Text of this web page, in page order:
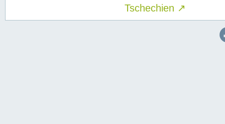
Tschechien ↗